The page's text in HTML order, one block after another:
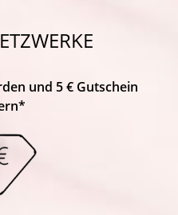
und 5 € Gutschein